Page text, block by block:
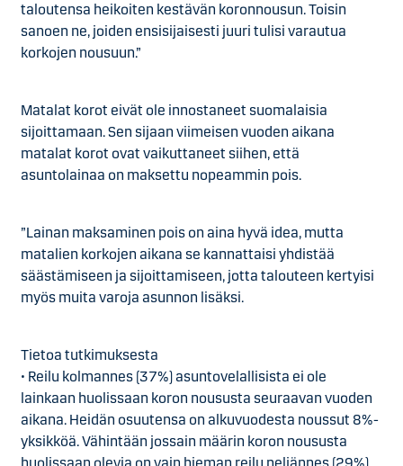
taloutensa heikoiten kestävän koronnousun. Toisin
sanoen ne, joiden ensisijaisesti juuri tulisi varautua
korkojen nousuun.”
Matalat korot eivät ole innostaneet suomalaisia
sijoittamaan. Sen sijaan viimeisen vuoden aikana
matalat korot ovat vaikuttaneet siihen, että
asuntolainaa on maksettu nopeammin pois.
”Lainan maksaminen pois on aina hyvä idea, mutta
matalien korkojen aikana se kannattaisi yhdistää
säästämiseen ja sijoittamiseen, jotta talouteen kertyisi
myös muita varoja asunnon lisäksi.
Tietoa tutkimuksesta
• Reilu kolmannes (37%) asuntovelallisista ei ole
lainkaan huolissaan koron noususta seuraavan vuoden
aikana. Heidän osuutensa on alkuvuodesta noussut 8%-
yksikköä. Vähintään jossain määrin koron noususta